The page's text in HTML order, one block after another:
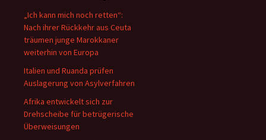
„Ich kann mich noch retten“:
Nach ihrer Rückkehr aus Ceuta
träumen junge Marokkaner
weiterhin von Europa
Italien und Ruanda prüfen
Auslagerung von Asylverfahren
Afrika entwickelt sich zur
Drehscheibe für betrügerische
Überweisungen